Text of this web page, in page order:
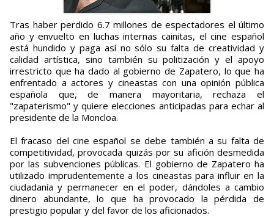
Tras haber perdido 6.7 millones de espectadores el último
año y envuelto en luchas internas cainitas, el cine español
está hundido y paga así no sólo su falta de creatividad y
calidad artística, sino también su politización y el apoyo
irrestricto que ha dado al gobierno de Zapatero, lo que ha
enfrentado a actores y cineastas con una opinión pública
española que, de manera mayoritaria, rechaza el
"zapaterismo" y quiere elecciones anticipadas para echar al
presidente de la Moncloa.
El fracaso del cine español se debe también a su falta de
competitividad, provocada quizás por su afición desmedida
por las subvenciones públicas. El gobierno de Zapatero ha
utilizado imprudentemente a los cineastas para influir en la
ciudadanía y permanecer en el poder, dándoles a cambio
dinero abundante, lo que ha provocado la pérdida de
prestigio popular y del favor de los aficionados.